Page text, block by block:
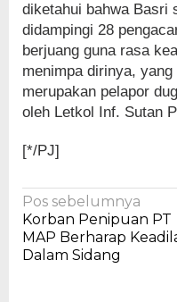
diketahui bahwa Basri
didampingi 28
berjuang guna rasa
menimpa dirinya,
merupakan pelapor
oleh Letkol Inf. Sutan
[*/PJ]
Navigasi
pos
Pos sebelumnya
Korban Penipuan PT
MAP Berharap
Dalam Sidang